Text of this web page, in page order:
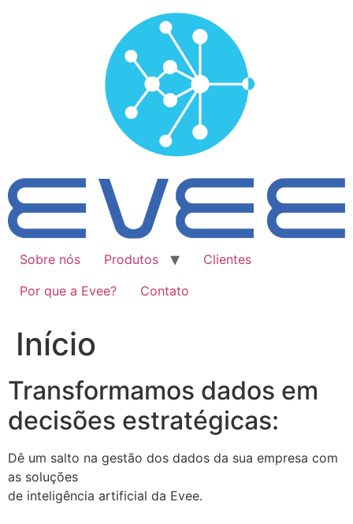
Sobre nós Produtos
Clientes
Por que a Evee?
Contato
Início
Transformamos dados em
decisões estratégicas:
Dê um salto na gestão dos dados da sua empresa com
as soluções
de inteligência artificial da Evee.